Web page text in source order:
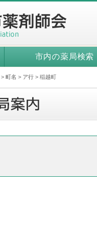
市内の薬局検索
> 町名 > ア行 > 稲越町